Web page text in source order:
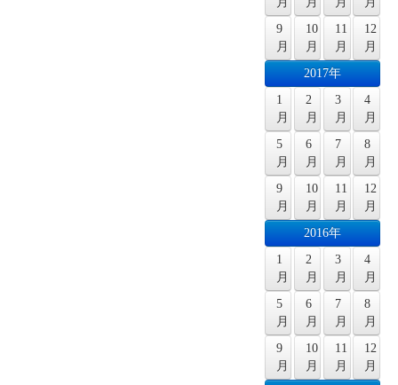
9
月
10
月
11
月
12
月
2017年
1
月
2
月
3
月
4
月
5
月
6
月
7
月
8
月
9
月
10
月
11
月
12
月
2016年
1
月
2
月
3
月
4
月
5
月
6
月
7
月
8
月
9
月
10
月
11
月
12
月